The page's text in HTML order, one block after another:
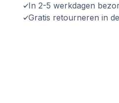
In 2-5 werkdagen
Gratis retourneren in